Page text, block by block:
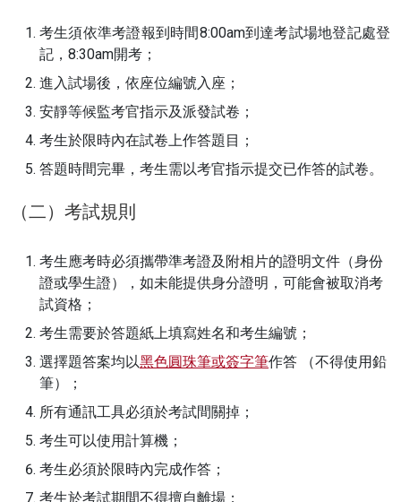
考生須依準考證報到時間8:00am到達考試場地登記處登
記，8:30am開考；
進入試場後，依座位編號入座；
安靜等候監考官指示及派發試卷；
考生於限時內在試卷上作答題目；
答題時間完畢，考生需以考官指示提交已作答的試卷。
（二）考試規則
考生應考時必須攜帶準考證及附相片的證明文件（身份
證或學生證），如未能提供身分證明，可能會被取消考
試資格；
考生需要於答題紙上填寫姓名和考生編號；
選擇題答案均以黑色圓珠筆或簽字筆作答 （不得使用鉛
筆）；
所有通訊工具必須於考試間關掉；
考生可以使用計算機；
考生必須於限時內完成作答；
考生於考試期間不得擅自離場；